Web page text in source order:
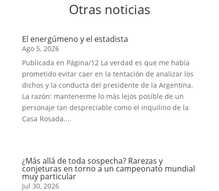
Otras noticias
El energúmeno y el estadista
Ago 5, 2026
Publicada en Página/12 La verdad es que me había
prometido evitar caer en la tentación de analizar los
dichos y la conducta del presidente de la Argentina.
La razón: mantenerme lo más lejos posible de un
personaje tan despreciable como el inquilino de la
Casa Rosada....
¿Más allá de toda sospecha? Rarezas y
conjeturas en torno a un campeonato mundial
muy particular
Jul 30, 2026